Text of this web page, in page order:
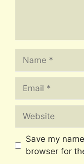
Name
Email
Website
Save my
browser for